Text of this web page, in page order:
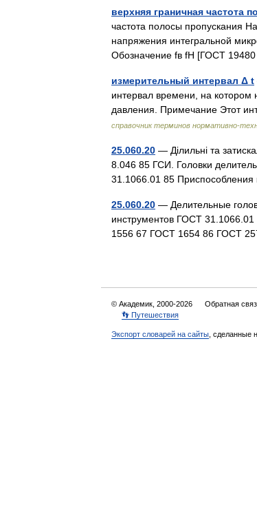
верхняя граничная частота
частота полосы пропускания
напряжения интегральной
Обозначение fв fH [ГОСТ
измерительный интервал Δ t
интервал времени, на котором
давления. Примечание Этот
справочник терминов нормативно-
25.060.20 — Ділильні та
8.046 85 ГСИ. Головки
31.1066.01 85
25.060.20 — Делительные
инструментов ГОСТ
1556 67 ГОСТ 1654 86 ГОСТ
© Академик, 2000-2026 Обратная
👣 Путешествия
Экспорт словарей на сайты , сделанные